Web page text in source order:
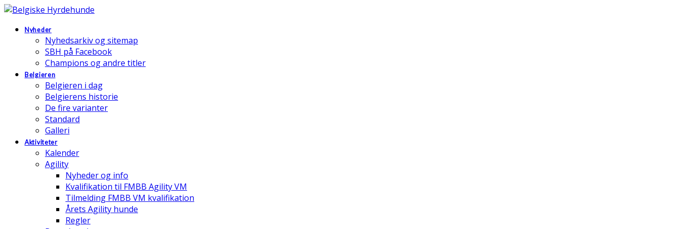
Nyheder
Nyhedsarkiv og sitemap
SBH på Facebook
Champions og andre titler
Belgieren
Belgieren i dag
Belgierens historie
De fire varianter
Standard
Galleri
Aktiviteter
Kalender
Agility
Nyheder og info
Kvalifikation til FMBB Agility VM
Tilmelding FMBB VM kvalifikation
Årets Agility hunde
Regler